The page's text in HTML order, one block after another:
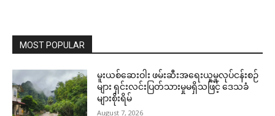
MOST POPULAR
မူးယစ်ဆေးဝါး ဖမ်းဆီးအရေးယူမှုလုပ်ငန်းစဉ်
များ ရှင်းလင်းပြတ်သားမှုမရှိသဖြင့် ဒေသခံ
များစိုးရိမ်
August 7, 2026